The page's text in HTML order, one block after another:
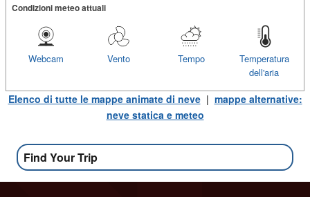
Condizioni meteo attuali
Temperatura
dell'aria
Tempo
Vento
Webcam
Elenco di tutte le mappe animate di neve| mappe alternative:
neve statica e meteo
Find Your Trip